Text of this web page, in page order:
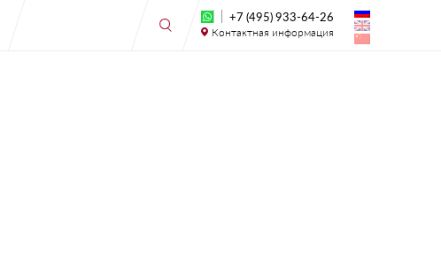
+7 (495) 933-64-26
Контактная информация